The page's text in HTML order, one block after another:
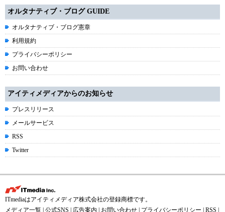
オルタナティブ・ブログ GUIDE
オルタナティブ・ブログ憲章
利用規約
プライバシーポリシー
お問い合わせ
アイティメディアからのお知らせ
プレスリリース
メールサービス
RSS
Twitter
ITmediaはアイティメディア株式会社の登録商標です。
メディア一覧 公式SNS 広告案内 お問い合わせ プライバシーポリシー RSS